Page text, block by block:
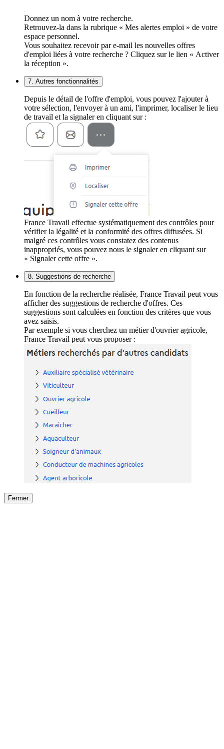
Donnez un nom à votre recherche.
Retrouvez-la dans la rubrique « Mes alertes emploi » de votre
espace personnel.
Vous souhaitez recevoir par e-mail les nouvelles offres
d'emploi liées à votre recherche ? Cliquez sur le lien « Activer
la réception ».
7. Autres fonctionnalités
Depuis le détail de l'offre d'emploi, vous pouvez l'ajouter à
votre sélection, l'envoyer à un ami, l'imprimer, localiser le lieu
de travail et la signaler en cliquant sur :
France Travail effectue systématiquement des contrôles pour
vérifier la légalité et la conformité des offres diffusées. Si
malgré ces contrôles vous constatez des contenus
inappropriés, vous pouvez nous le signaler en cliquant sur
« Signaler cette offre ».
8. Suggestions de recherche
En fonction de la recherche réalisée, France Travail peut vous
afficher des suggestions de recherche d'offres. Ces
suggestions sont calculées en fonction des critères que vous
avez saisis.
Par exemple si vous cherchez un métier d'ouvrier agricole,
France Travail peut vous proposer :
Fermer